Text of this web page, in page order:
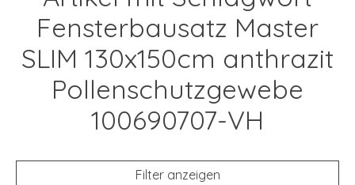
Fensterbausatz Master
SLIM 130x150cm anthrazit
Pollenschutzgewebe
100690707-VH
Filter anzeigen